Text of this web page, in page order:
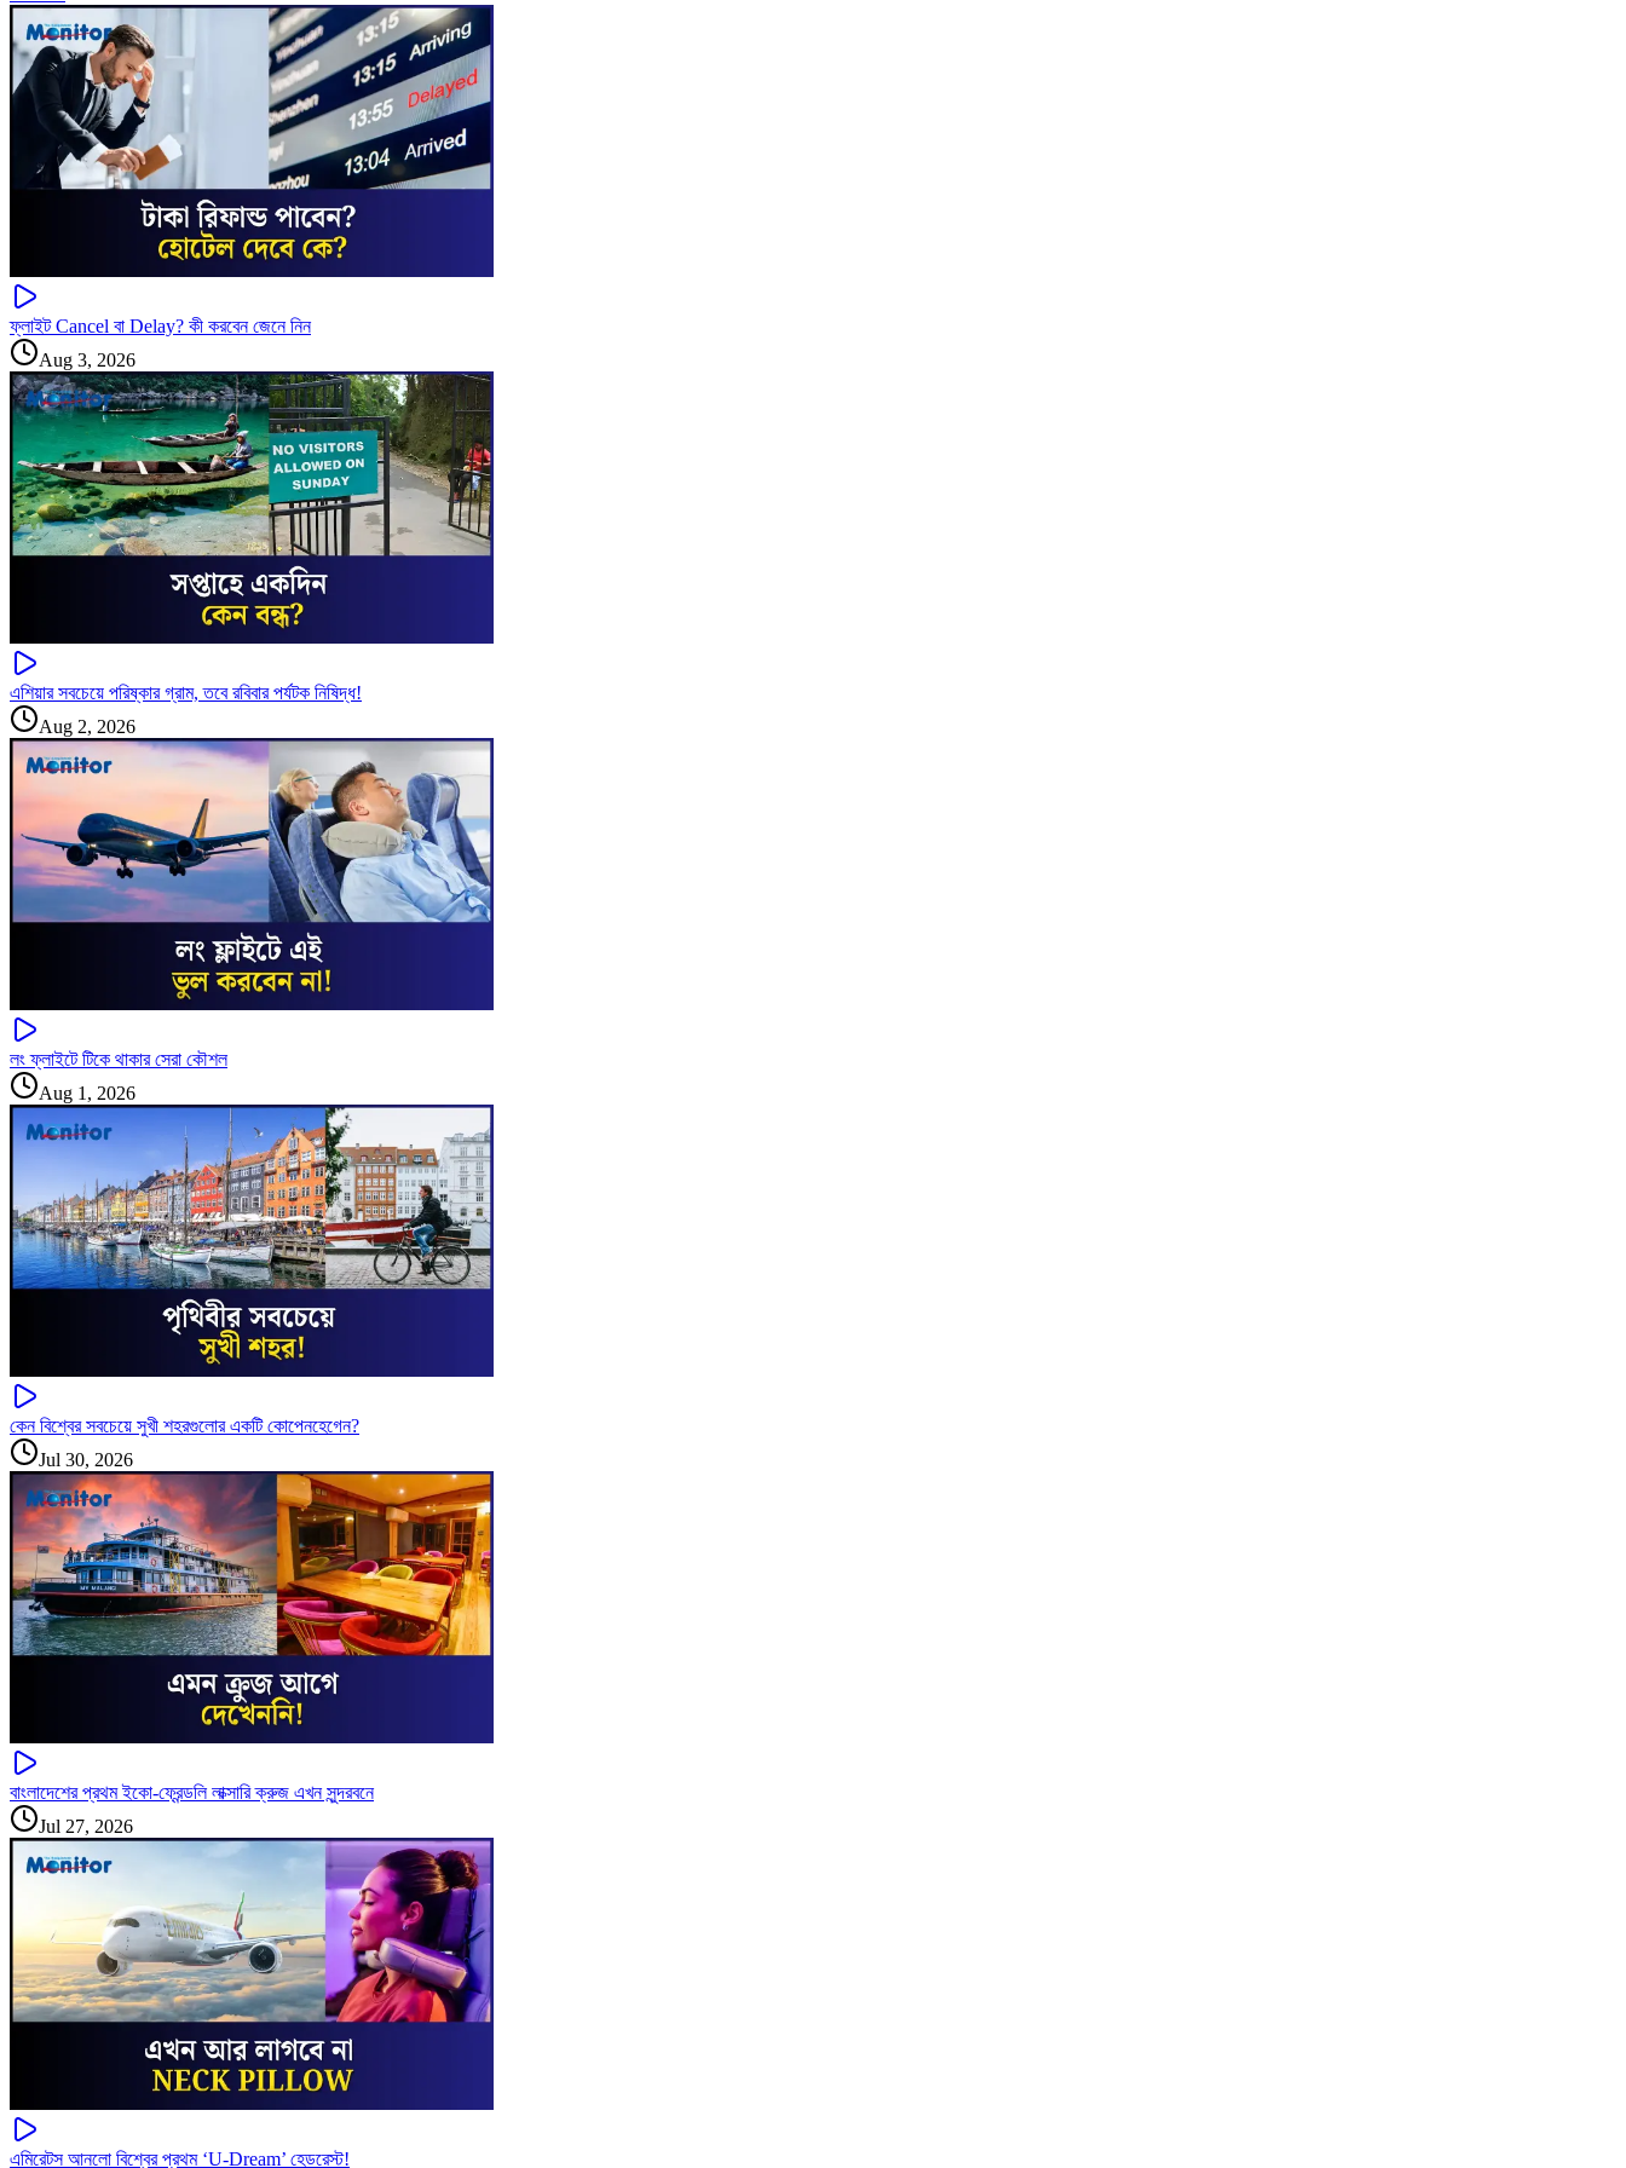
ফ্লাইট Cancel বা Delay? কী করবেন জেনে নিন
Aug 3, 2026
এশিয়ার সবচেয়ে পরিষ্কার গ্রাম, তবে রবিবার পর্যটক নিষিদ্ধ!
Aug 2, 2026
লং ফ্লাইটে টিকে থাকার সেরা কৌশল
Aug 1, 2026
কেন বিশ্বের সবচেয়ে সুখী শহরগুলোর একটি কোপেনহেগেন?
Jul 30, 2026
বাংলাদেশের প্রথম ইকো-ফ্রেন্ডলি লাক্সারি ক্রুজ এখন সুন্দরবনে
Jul 27, 2026
এমিরেটস আনলো বিশ্বের প্রথম ‘U-Dream’ হেডরেস্ট!